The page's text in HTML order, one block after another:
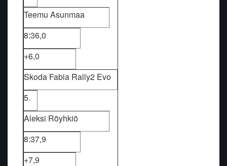
Teemu Asunmaa
8:36,0
+6,0
Skoda Fabia Rally2 Evo
5.
Aleksi Röyhkiö
8:37,9
+7,9